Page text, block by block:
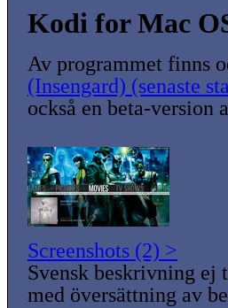
Kodi for Mac
Av programmet finns
(Insengard) (senaste
också en beta-version
Screenshots (2) >
Svensk beskrivning ej
med översättning av